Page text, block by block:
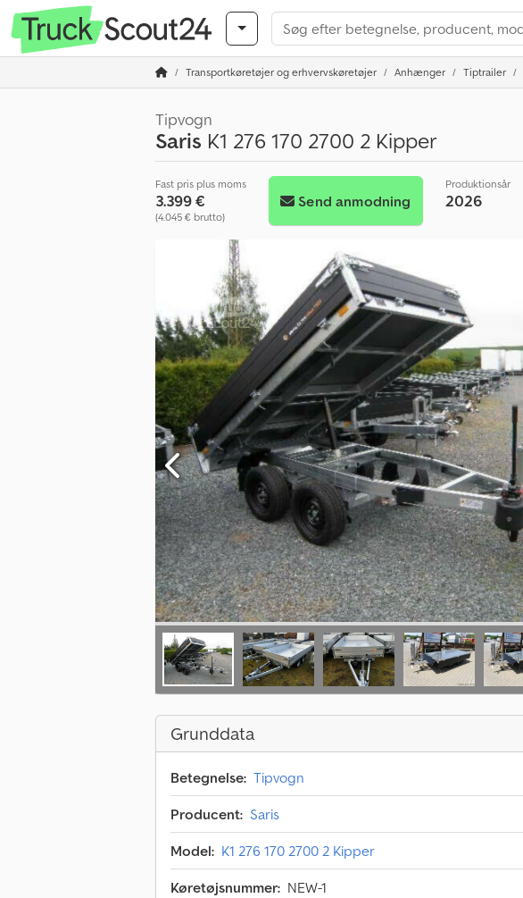
Transportkøretøjer og erhvervskøretøjer Anhænger Tiptrailer
Tipvogn
Saris K1 276 170 2700 2 Kipper
Fast pris plus moms
3.399 €
(4.045 € brutto)
Send anmodning
Produktionsår
2026
Grunddata
Betegnelse: Tipvogn
Producent: Saris
Model: K1 276 170 2700 2 Kipper
Køretøjsnummer: NEW-1